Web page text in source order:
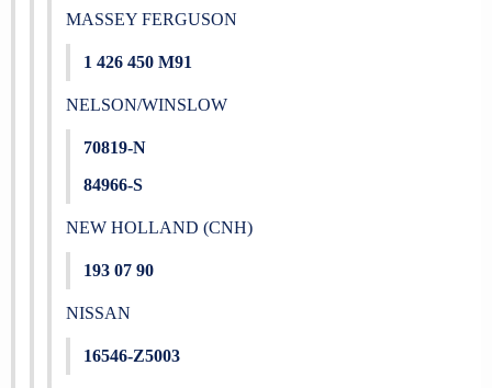
MASSEY FERGUSON
1 426 450 M91
NELSON/WINSLOW
70819-N
84966-S
NEW HOLLAND (CNH)
193 07 90
NISSAN
16546-Z5003